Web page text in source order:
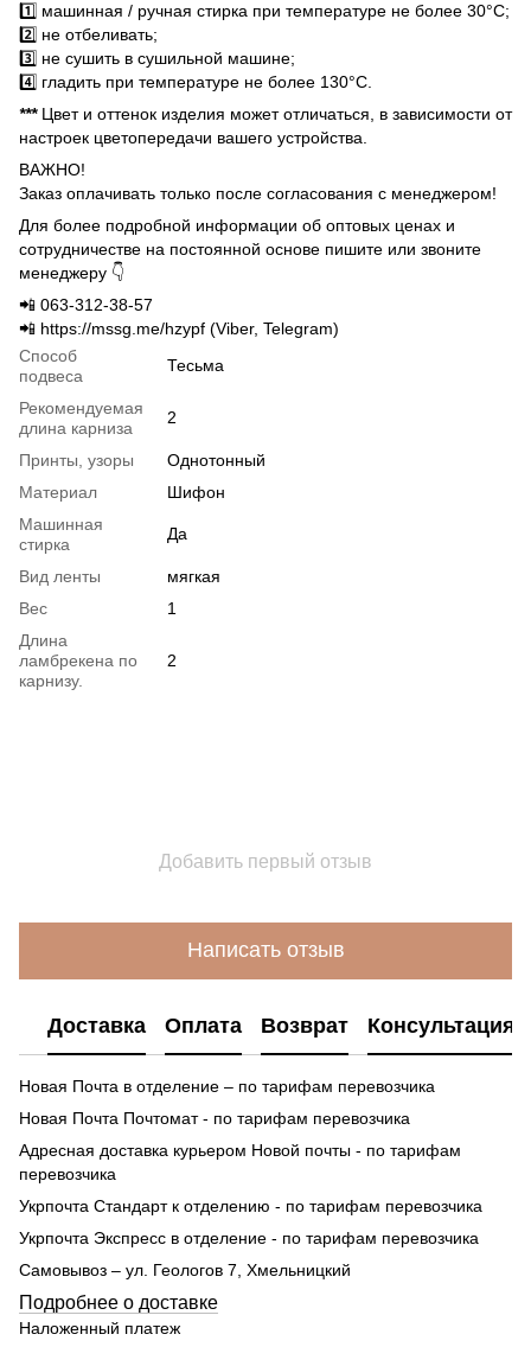
1️⃣ машинная / ручная стирка при температуре не более 30°C;
2️⃣ не отбеливать;
3️⃣ не сушить в сушильной машине;
4️⃣ гладить при температуре не более 130°C.
***Цвет и оттенок изделия может отличаться, в зависимости от
настроек цветопередачи вашего устройства.
ВАЖНО!
Заказ оплачивать только после согласования с менеджером!
Для более подробной информации об оптовых ценах и
сотрудничестве на постоянной основе пишите или звоните
менеджеру 👇
📲 063-312-38-57
📲 https://mssg.me/hzypf (Viber, Telegram)
Способ
подвеса
Тесьма
Рекомендуемая
длина карниза
2
Принты, узоры
Однотонный
Материал
Шифон
Машинная
стирка
Да
Вид ленты
мягкая
Вес
1
Длина
ламбрекена по
карнизу.
2
Добавить первый отзыв
Написать отзыв
Доставка Оплата Возврат Консультация
Новая Почта в отделение – по тарифам перевозчика
Новая Почта Почтомат - по тарифам перевозчика
Адресная доставка курьером Новой почты - по тарифам
перевозчика
Укрпочта Стандарт к отделению - по тарифам перевозчика
Укрпочта Экспресс в отделение - по тарифам перевозчика
Самовывоз – ул. Геологов 7, Хмельницкий
Подробнее о доставке
Наложенный платеж